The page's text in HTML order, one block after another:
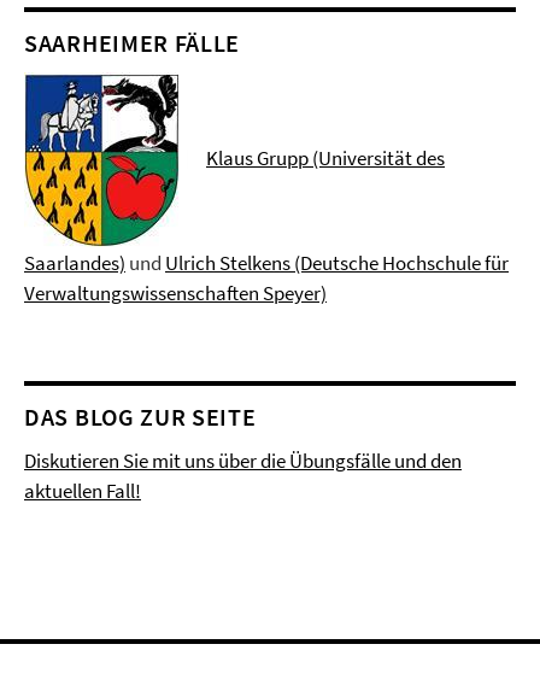
SAARHEIMER FÄLLE
Klaus Grupp (Universität des
Saarlandes) und Ulrich Stelkens (Deutsche Hochschule für
Verwaltungswissenschaften Speyer)
DAS BLOG ZUR SEITE
Diskutieren Sie mit uns über die Übungsfälle und den
aktuellen Fall!